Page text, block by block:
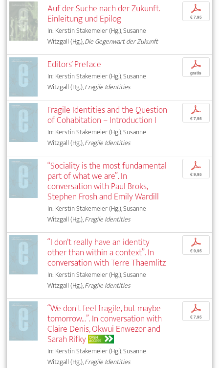
Auf der Suche nach der Zukunft.
Einleitung und Epilog
In: Kerstin Stakemeier (Hg.), Susanne
Witzgall (Hg.),Die Gegenwart der Zukunft
p
€ 7,95
Editors’ Preface
In: Kerstin Stakemeier (Hg.), Susanne
Witzgall (Hg.),Fragile Identities
p
gratis
Fragile Identities and the Question
of Cohabitation – Introduction I
In: Kerstin Stakemeier (Hg.), Susanne
Witzgall (Hg.),Fragile Identities
p
€ 7,95
“Sociality is the most fundamental
part of what we are”. In
conversation with Paul Broks,
Stephen Frosh and Emily Wardill
In: Kerstin Stakemeier (Hg.), Susanne
Witzgall (Hg.),Fragile Identities
p
€ 9,95
“I don’t really have an identity
other than within a context”. In
conversation with Terre Thaemlitz
In: Kerstin Stakemeier (Hg.), Susanne
Witzgall (Hg.),Fragile Identities
p
€ 9,95
“We don't feel fragile, but maybe
tomorrow...”. In conversation with
Claire Denis, Okwui Enwezor and
Sarah Rifky OPEN
ACCESS
In: Kerstin Stakemeier (Hg.), Susanne
Witzgall (Hg.),Fragile Identities
p
€ 7,95